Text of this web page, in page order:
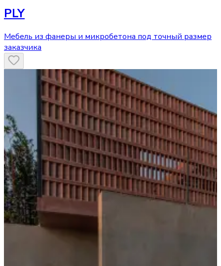
PLY
Мебель из фанеры и микробетона под точный размер
заказчика